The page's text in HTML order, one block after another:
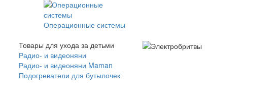
Операционные системы
Товары для ухода за детьми
Радио- и видеоняни
Радио- и видеоняни Maman
Подогреватели для бутылочек